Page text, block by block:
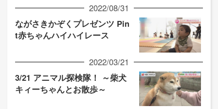
2022/08/31
ながさきかぞくプレゼンツ Pin
t赤ちゃんハイハイレース
2022/03/21
3/21 アニマル探検隊！ ～柴犬
キィーちゃんとお散歩～